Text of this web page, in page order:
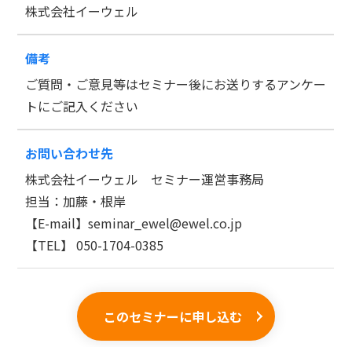
株式会社イーウェル
備考
ご質問・ご意見等はセミナー後にお送りするアンケー
トにご記入ください
お問い合わせ先
株式会社イーウェル セミナー運営事務局
担当：加藤・根岸
【E-mail】seminar_ewel@ewel.co.jp
【TEL】 050-1704-0385
このセミナーに申し込む